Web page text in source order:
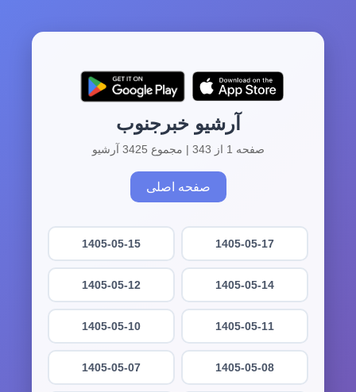
آرشیو خبرجنوب
صفحه 1 از 343 | مجموع 3425 آرشیو
صفحه اصلی
1405-05-17
1405-05-15
1405-05-14
1405-05-12
1405-05-11
1405-05-10
1405-05-08
1405-05-07